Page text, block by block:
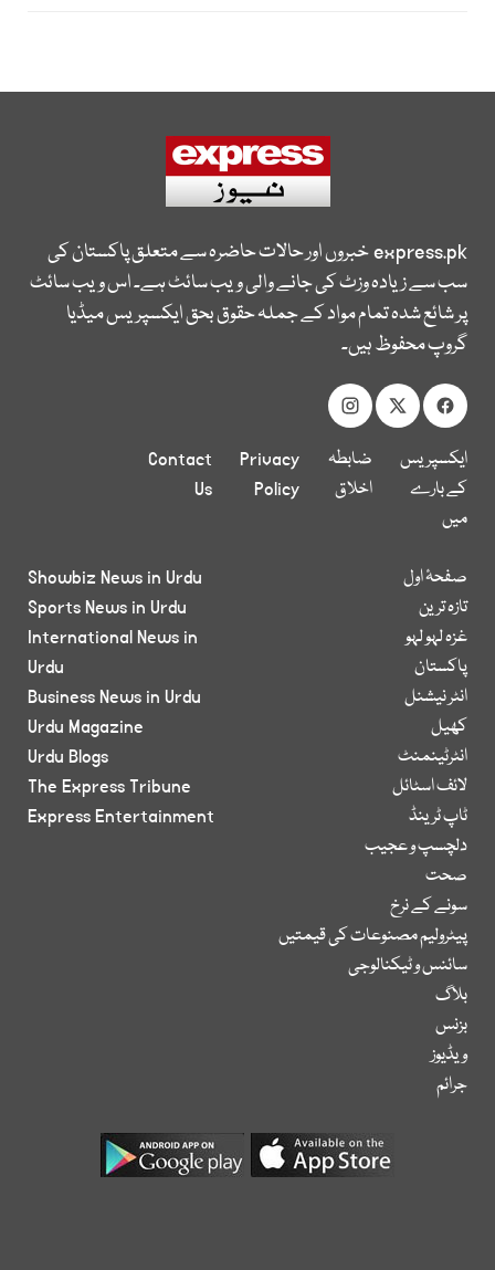
express.pkخبروں اور حالات حاضرہ سے متعلق پاکستان کی
سب سے زیادہ وزٹ کی جانے والی ویب سائٹ ہے۔ اس ویب سائٹ
پر شائع شدہ تمام مواد کے جملہ حقوق بحق ایکسپریس میڈیا
گروپ محفوظ ہیں۔
ایکسپریس
کے بارے
میں
ضابطہ
اخلاق
Privacy
Policy
Contact
Us
صفحۂ اول
تازہ ترین
غزہ لہو لہو
پاکستان
انٹر نیشنل
کھیل
انٹرٹینمنٹ
لائف اسٹائل
ٹاپ ٹرینڈ
دلچسپ و عجیب
صحت
سونے کے نرخ
پیٹرولیم مصنوعات کی قیمتیں
سائنس و ٹیکنالوجی
بلاگ
بزنس
ویڈیوز
جرائم
Showbiz News in Urdu
Sports News in Urdu
International News in
Urdu
Business News in Urdu
Urdu Magazine
Urdu Blogs
The Express Tribune
Express Entertainment